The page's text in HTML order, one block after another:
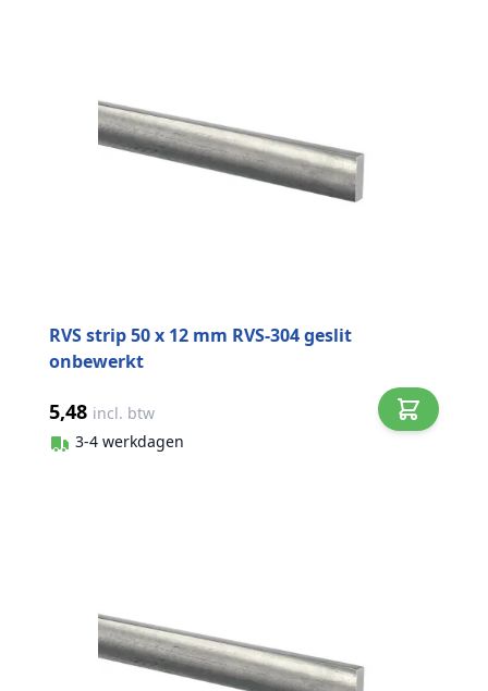
RVS strip 50 x 12 mm RVS-304 geslit
onbewerkt
5,48 incl. btw
3-4 werkdagen